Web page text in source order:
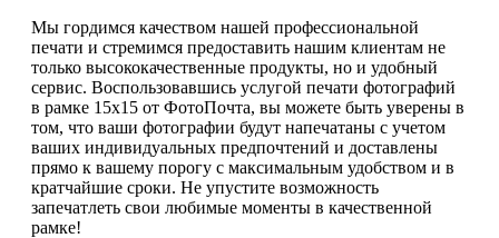
Мы гордимся качеством нашей профессиональной
печати и стремимся предоставить нашим клиентам не
только высококачественные продукты, но и удобный
сервис. Воспользовавшись услугой печати фотографий
в рамке 15х15 от ФотоПочта, вы можете быть уверены в
том, что ваши фотографии будут напечатаны с учетом
ваших индивидуальных предпочтений и доставлены
прямо к вашему порогу с максимальным удобством и в
кратчайшие сроки. Не упустите возможность
запечатлеть свои любимые моменты в качественной
рамке!